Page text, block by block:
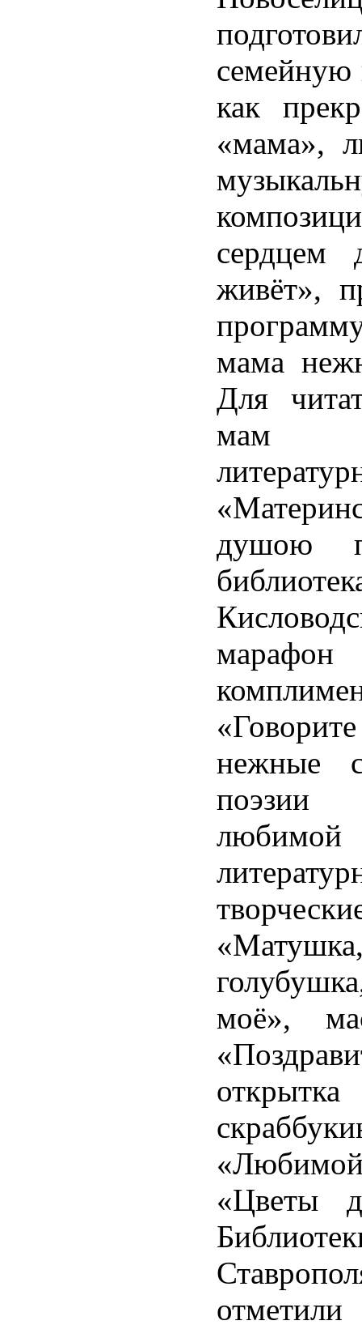
семейную
как
«мама»,
сердцем
живёт»,
мама
Для
мам
душою
марафон
нежные
любимой
моё»,
«Цветы